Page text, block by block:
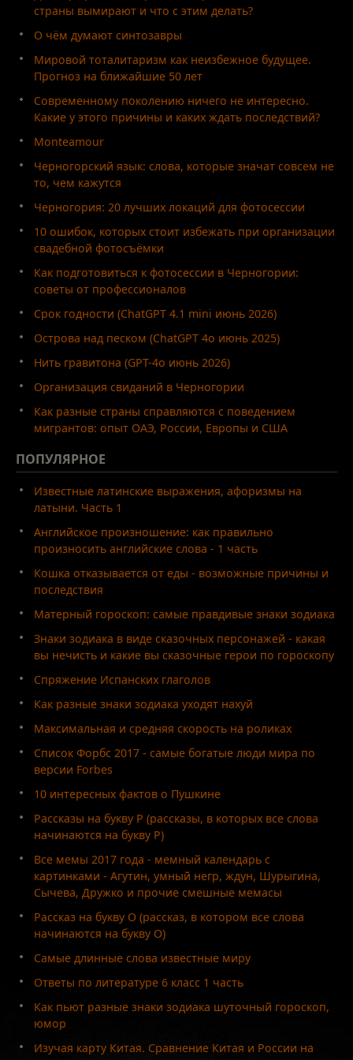
страны вымирают и что с этим делать?
О чём думают синтозавры
Мировой тоталитаризм как неизбежное будущее.
Прогноз на ближайшие 50 лет
Современному поколению ничего не интересно.
Какие у этого причины и каких ждать последствий?
Monteamour
Черногорский язык: слова, которые значат совсем не
то, чем кажутся
Черногория: 20 лучших локаций для фотосессии
10 ошибок, которых стоит избежать при организации
свадебной фотосъёмки
Как подготовиться к фотосессии в Черногории:
советы от профессионалов
Срок годности (ChatGPT 4.1 mini июнь 2026)
Острова над песком (ChatGPT 4o июнь 2025)
Нить гравитона (GPT-4o июнь 2026)
Организация свиданий в Черногории
Как разные страны справляются с поведением
мигрантов: опыт ОАЭ, России, Европы и США
ПОПУЛЯРНОЕ
Известные латинские выражения, афоризмы на
латыни. Часть 1
Английское произношение: как правильно
произносить английские слова - 1 часть
Кошка отказывается от еды - возможные причины и
последствия
Матерный гороскоп: самые правдивые знаки зодиака
Знаки зодиака в виде сказочных персонажей - какая
вы нечисть и какие вы сказочные герои по гороскопу
Спряжение Испанских глаголов
Как разные знаки зодиака уходят нахуй
Максимальная и средняя скорость на роликах
Список Форбс 2017 - самые богатые люди мира по
версии Forbes
10 интересных фактов о Пушкине
Рассказы на букву Р (рассказы, в которых все слова
начинаются на букву Р)
Все мемы 2017 года - мемный календарь с
картинками - Агутин, умный негр, ждун, Шурыгина,
Сычева, Дружко и прочие смешные мемасы
Рассказ на букву О (рассказ, в котором все слова
начинаются на букву О)
Самые длинные слова известные миру
Ответы по литературе 6 класс 1 часть
Как пьют разные знаки зодиака шуточный гороскоп,
юмор
Изучая карту Китая. Сравнение Китая и России на